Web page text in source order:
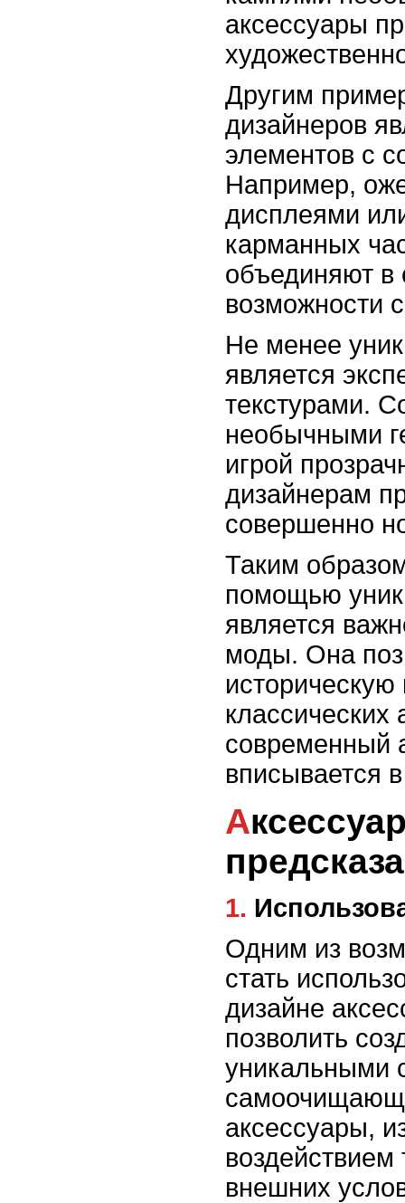
аксессуары
Другим
дизайнеров
элементов с
Например,
дисплеями
карманных
объединяют в
возможности
Не менее
является
текстурами.
необычными
игрой
дизайнерам
совершенно
Таким
помощью
является
моды. Она
историческую
классических
современный
вписывается
Аксессуары будущего:
1.
Одним из
стать
дизайне
позволить
уникальными
аксессуары,
внешних